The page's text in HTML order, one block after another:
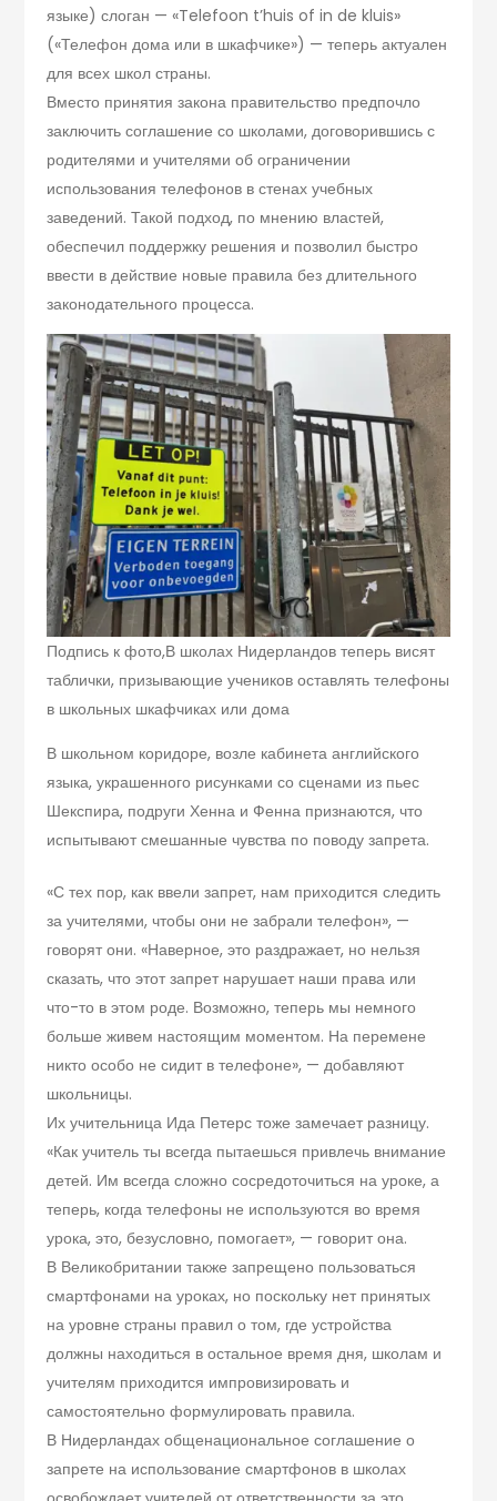
языке) слоган — «Telefoon t’huis of in de kluis»
(«Телефон дома или в шкафчике») — теперь актуален
для всех школ страны.
Вместо принятия закона правительство предпочло
заключить соглашение со школами, договорившись с
родителями и учителями об ограничении
использования телефонов в стенах учебных
заведений. Такой подход, по мнению властей,
обеспечил поддержку решения и позволил быстро
ввести в действие новые правила без длительного
законодательного процесса.
Подпись к фото,В школах Нидерландов теперь висят
таблички, призывающие учеников оставлять телефоны
в школьных шкафчиках или дома
В школьном коридоре, возле кабинета английского
языка, украшенного рисунками со сценами из пьес
Шекспира, подруги Хенна и Фенна признаются, что
испытывают смешанные чувства по поводу запрета.
«С тех пор, как ввели запрет, нам приходится следить
за учителями, чтобы они не забрали телефон», —
говорят они. «Наверное, это раздражает, но нельзя
сказать, что этот запрет нарушает наши права или
что-то в этом роде. Возможно, теперь мы немного
больше живем настоящим моментом. На перемене
никто особо не сидит в телефоне», — добавляют
школьницы.
Их учительница Ида Петерс тоже замечает разницу.
«Как учитель ты всегда пытаешься привлечь внимание
детей. Им всегда сложно сосредоточиться на уроке, а
теперь, когда телефоны не используются во время
урока, это, безусловно, помогает», — говорит она.
В Великобритании также запрещено пользоваться
смартфонами на уроках, но поскольку нет принятых
на уровне страны правил о том, где устройства
должны находиться в остальное время дня, школам и
учителям приходится импровизировать и
самостоятельно формулировать правила.
В Нидерландах общенациональное соглашение о
запрете на использование смартфонов в школах